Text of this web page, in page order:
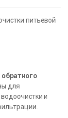
питьевой
для
и